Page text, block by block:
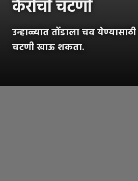
कैरीची चटणी
उन्हाळ्यात तोंडाला चव
चटणी खाऊ शकता.